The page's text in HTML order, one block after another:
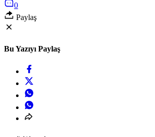
0
Paylaş
Bu Yazıyı Paylaş